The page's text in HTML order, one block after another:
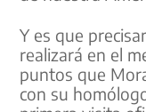
Y es que
realizará en el
puntos que
con su